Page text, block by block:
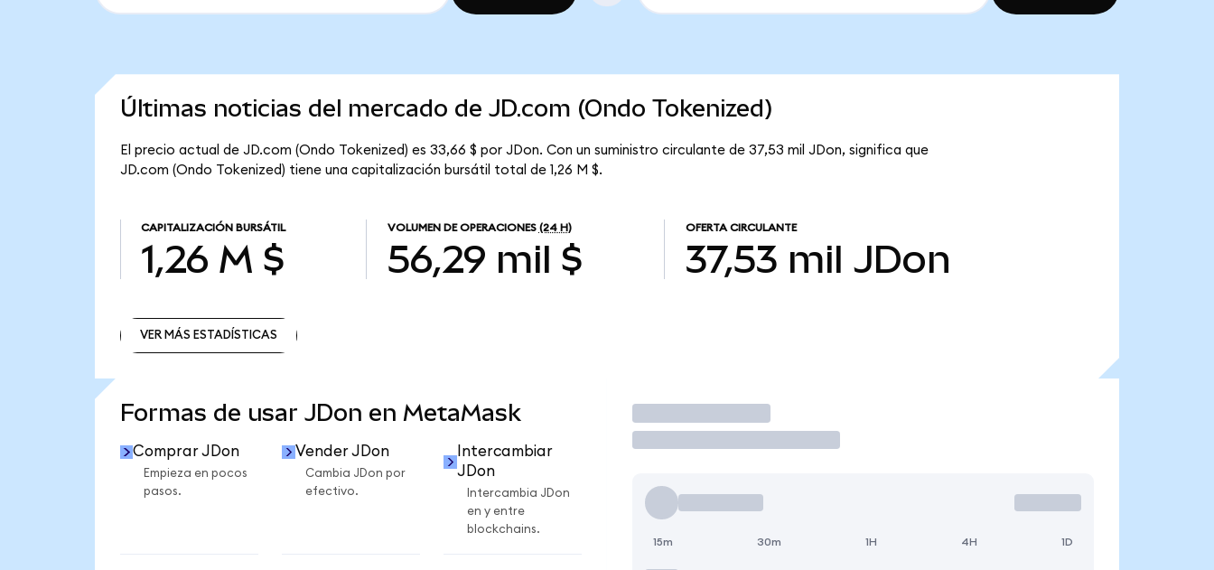
Últimas noticias del mercado de JD.com (Ondo Tokenized)
El precio actual de JD.com (Ondo Tokenized) es 33,66 $ por JDon. Con un suministro circulante de 37,53 mil JDon, significa que
JD.com (Ondo Tokenized) tiene una capitalización bursátil total de 1,26 M $.
CAPITALIZACIÓN BURSÁTIL
1,26 M $
VOLUMEN DE OPERACIONES (24 H)
56,29 mil $
OFERTA CIRCULANTE
37,53 mil JDon
VER MÁS ESTADÍSTICAS
Formas de usar JDon en MetaMask
Comprar JDon
Empieza en pocos
pasos.
Vender JDon
Cambia JDon por
efectivo.
Intercambiar
JDon
Intercambia JDon
en y entre
blockchains.
Operar
15m 30m 1H 4H 1D